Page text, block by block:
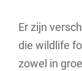
Er zijn
die wildlife
zowel in